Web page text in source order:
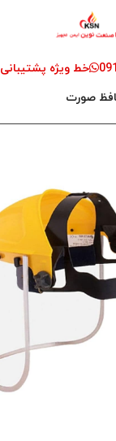
خط ویژه پشتیبانی 66722222-021
صورت